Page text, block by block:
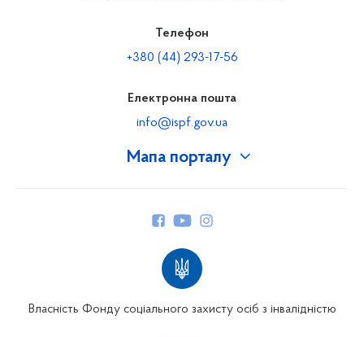
Мапа порталу
Телефон
+380 (44) 293-17-56
Електронна пошта
info@ispf.gov.ua
Власність Фонду соціального захисту осіб з інвалідністю